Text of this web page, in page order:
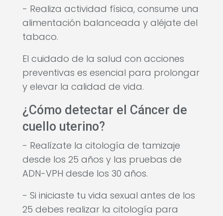
- Realiza actividad física, consume una
alimentación balanceada y aléjate del
tabaco.
El cuidado de la salud con acciones
preventivas es esencial para prolongar
y elevar la calidad de vida.
¿Cómo detectar el Cáncer de
cuello uterino?
- Realízate la citología de tamizaje
desde los 25 años y las pruebas de
ADN-VPH desde los 30 años.
- Si iniciaste tu vida sexual antes de los
25 debes realizar la citología para